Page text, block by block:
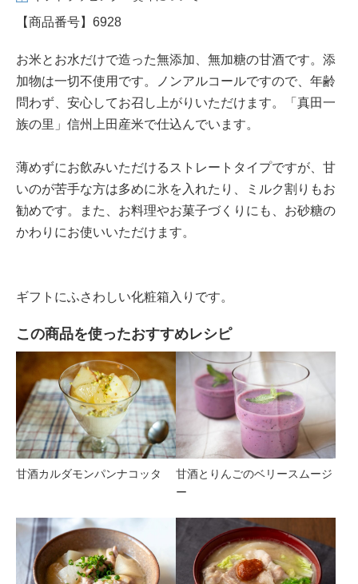
【商品番号】6928
お米とお水だけで造った無添加、無加糖の甘酒です。添
加物は一切不使用です。ノンアルコールですので、年齢
問わず、安心してお召し上がりいただけます。「真田一
族の里」信州上田産米で仕込んでいます。
薄めずにお飲みいただけるストレートタイプですが、甘
いのが苦手な方は多めに氷を入れたり、ミルク割りもお
勧めです。また、お料理やお菓子づくりにも、お砂糖の
かわりにお使いいただけます。
ギフトにふさわしい化粧箱入りです。
この商品を使ったおすすめレシピ
甘酒カルダモンパンナコッタ
甘酒とりんごのベリースムージ
ー